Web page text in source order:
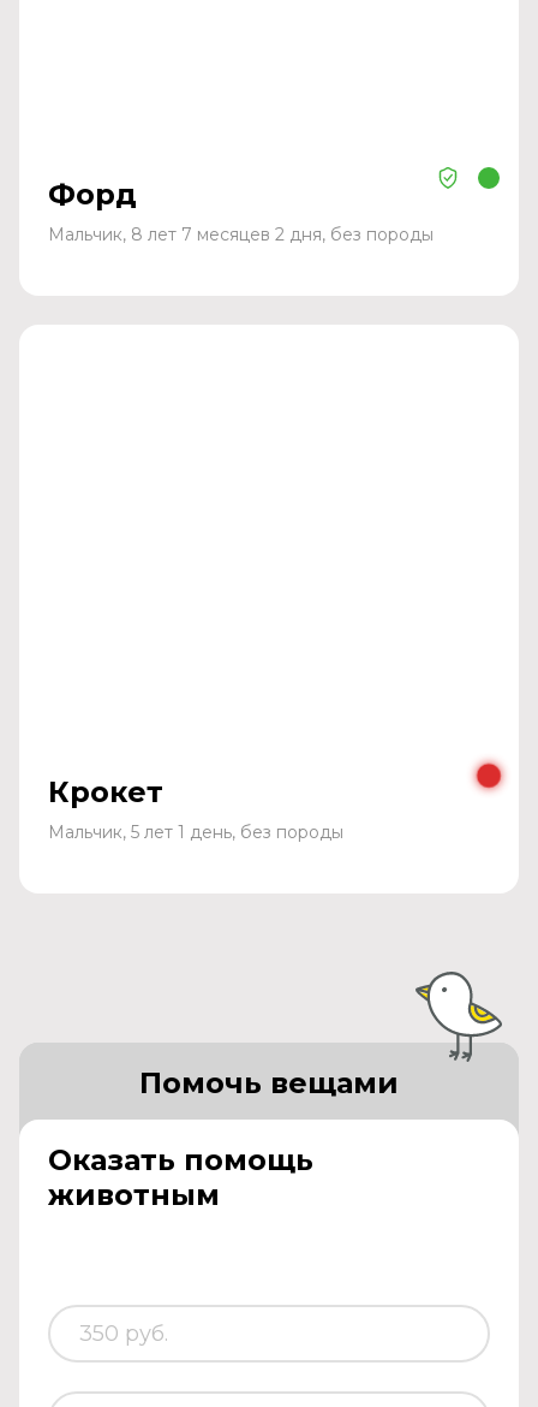
Форд
Мальчик, 8 лет 7 месяцев 2 дня, без породы
Крокет
Мальчик, 5 лет 1 день, без породы
Оказать помощь
животным
Помочь вещами